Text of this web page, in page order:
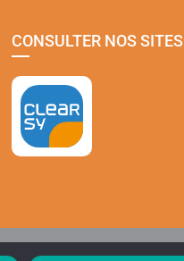
CONSULTER NOS SITES